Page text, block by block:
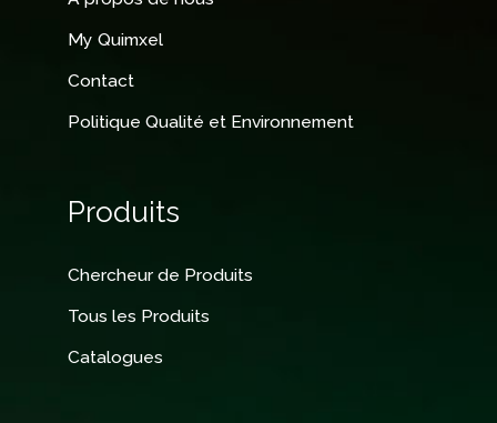
My Quimxel
Contact
Politique Qualité et Environnement
Produits
Chercheur de Produits
Tous les Produits
Catalogues